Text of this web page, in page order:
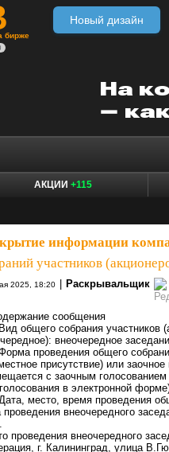
бирже
Новый дизайн
АКЦИИ +115
информации
участников
2025, 18:20 Раскрывальщик
сообщения
общего собрания участников
внеочередное
проведения общего
присутствие) или
с заочным
в электронной
место, время проведения
проведения внеочередного
проведения внеочередного
г. Калининград, улица